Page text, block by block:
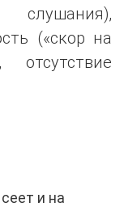
(«скор на
отсутствие
и на